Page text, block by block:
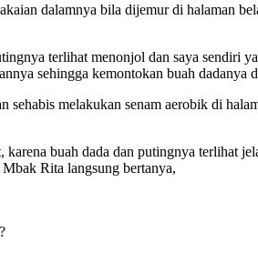
dalamnya bila dijemur di halaman
terlihat menonjol dan saya sendiri
sehingga kemontokan buah dadanya
melakukan senam aerobik di
buah dada dan putingnya terlihat
Rita langsung bertanya,